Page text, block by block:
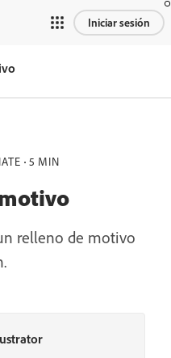
Iniciar sesión
5 MIN
relleno de motivo